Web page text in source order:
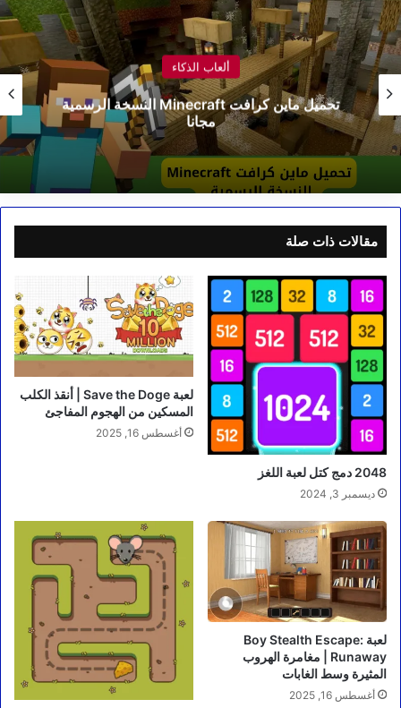
ألعاب الذكاء
تحميل ماين كرافت Minecraft النسخة الرسمية
مجانا
مقالات ذات صلة
2048 دمج كتل لعبة اللغز
ديسمبر 3, 2024
لعبة Save the Doge | أنقذ الكلب
المسكين من الهجوم المفاجئ
أغسطس 16, 2025
لعبة Boy Stealth Escape:
Runaway | مغامرة الهروب
المثيرة وسط الغابات
أغسطس 16, 2025